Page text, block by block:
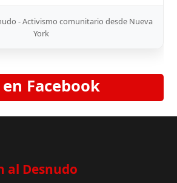
- Activismo comunitario desde Nueva
York
Facebook
al Desnudo